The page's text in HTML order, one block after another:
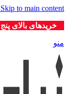
Skip to main content
خریدهای بالای
منو